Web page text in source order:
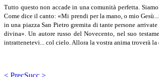
Tutto questo non accade in una comunità perfetta.
Come dice il canto: «Mi prendi per la mano, o mio
in una piazza San Pietro gremita di tan­te persone
divi­na». Un autore russo del Novecento, nel suo
intrattenetevi... col cielo. Allora la vostra anima troverà la
< PrecSucc >